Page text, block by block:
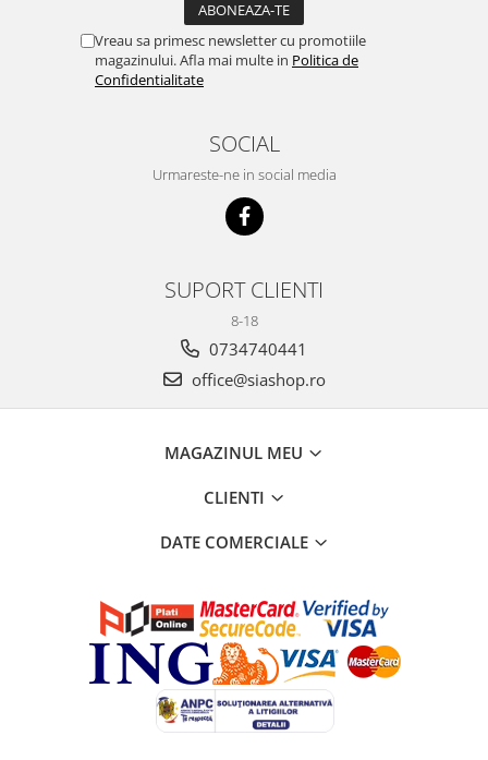
Vreau sa primesc newsletter cu promotiile
magazinului. Afla mai multe in Politica de
Confidentialitate
SOCIAL
Urmareste-ne in social media
SUPORT CLIENTI
8-18
0734740441
office@siashop.ro
MAGAZINUL MEU
CLIENTI
DATE COMERCIALE